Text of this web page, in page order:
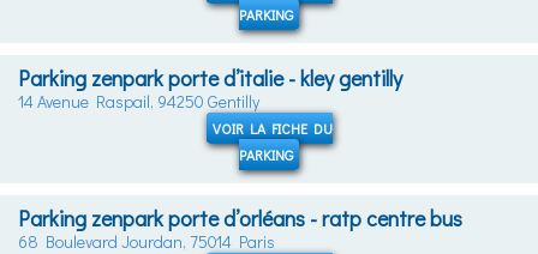
PARKING
Parking zenpark porte d’italie - kley gentilly
14 Avenue Raspail, 94250 Gentilly
VOIR LA FICHE DU
PARKING
Parking zenpark porte d’orléans - ratp centre bus
68 Boulevard Jourdan, 75014 Paris